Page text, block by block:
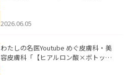
2026.06.05
わたしの名医Youtube めぐ皮膚科・美
容皮膚科「【ヒアルロン酸×ボトック